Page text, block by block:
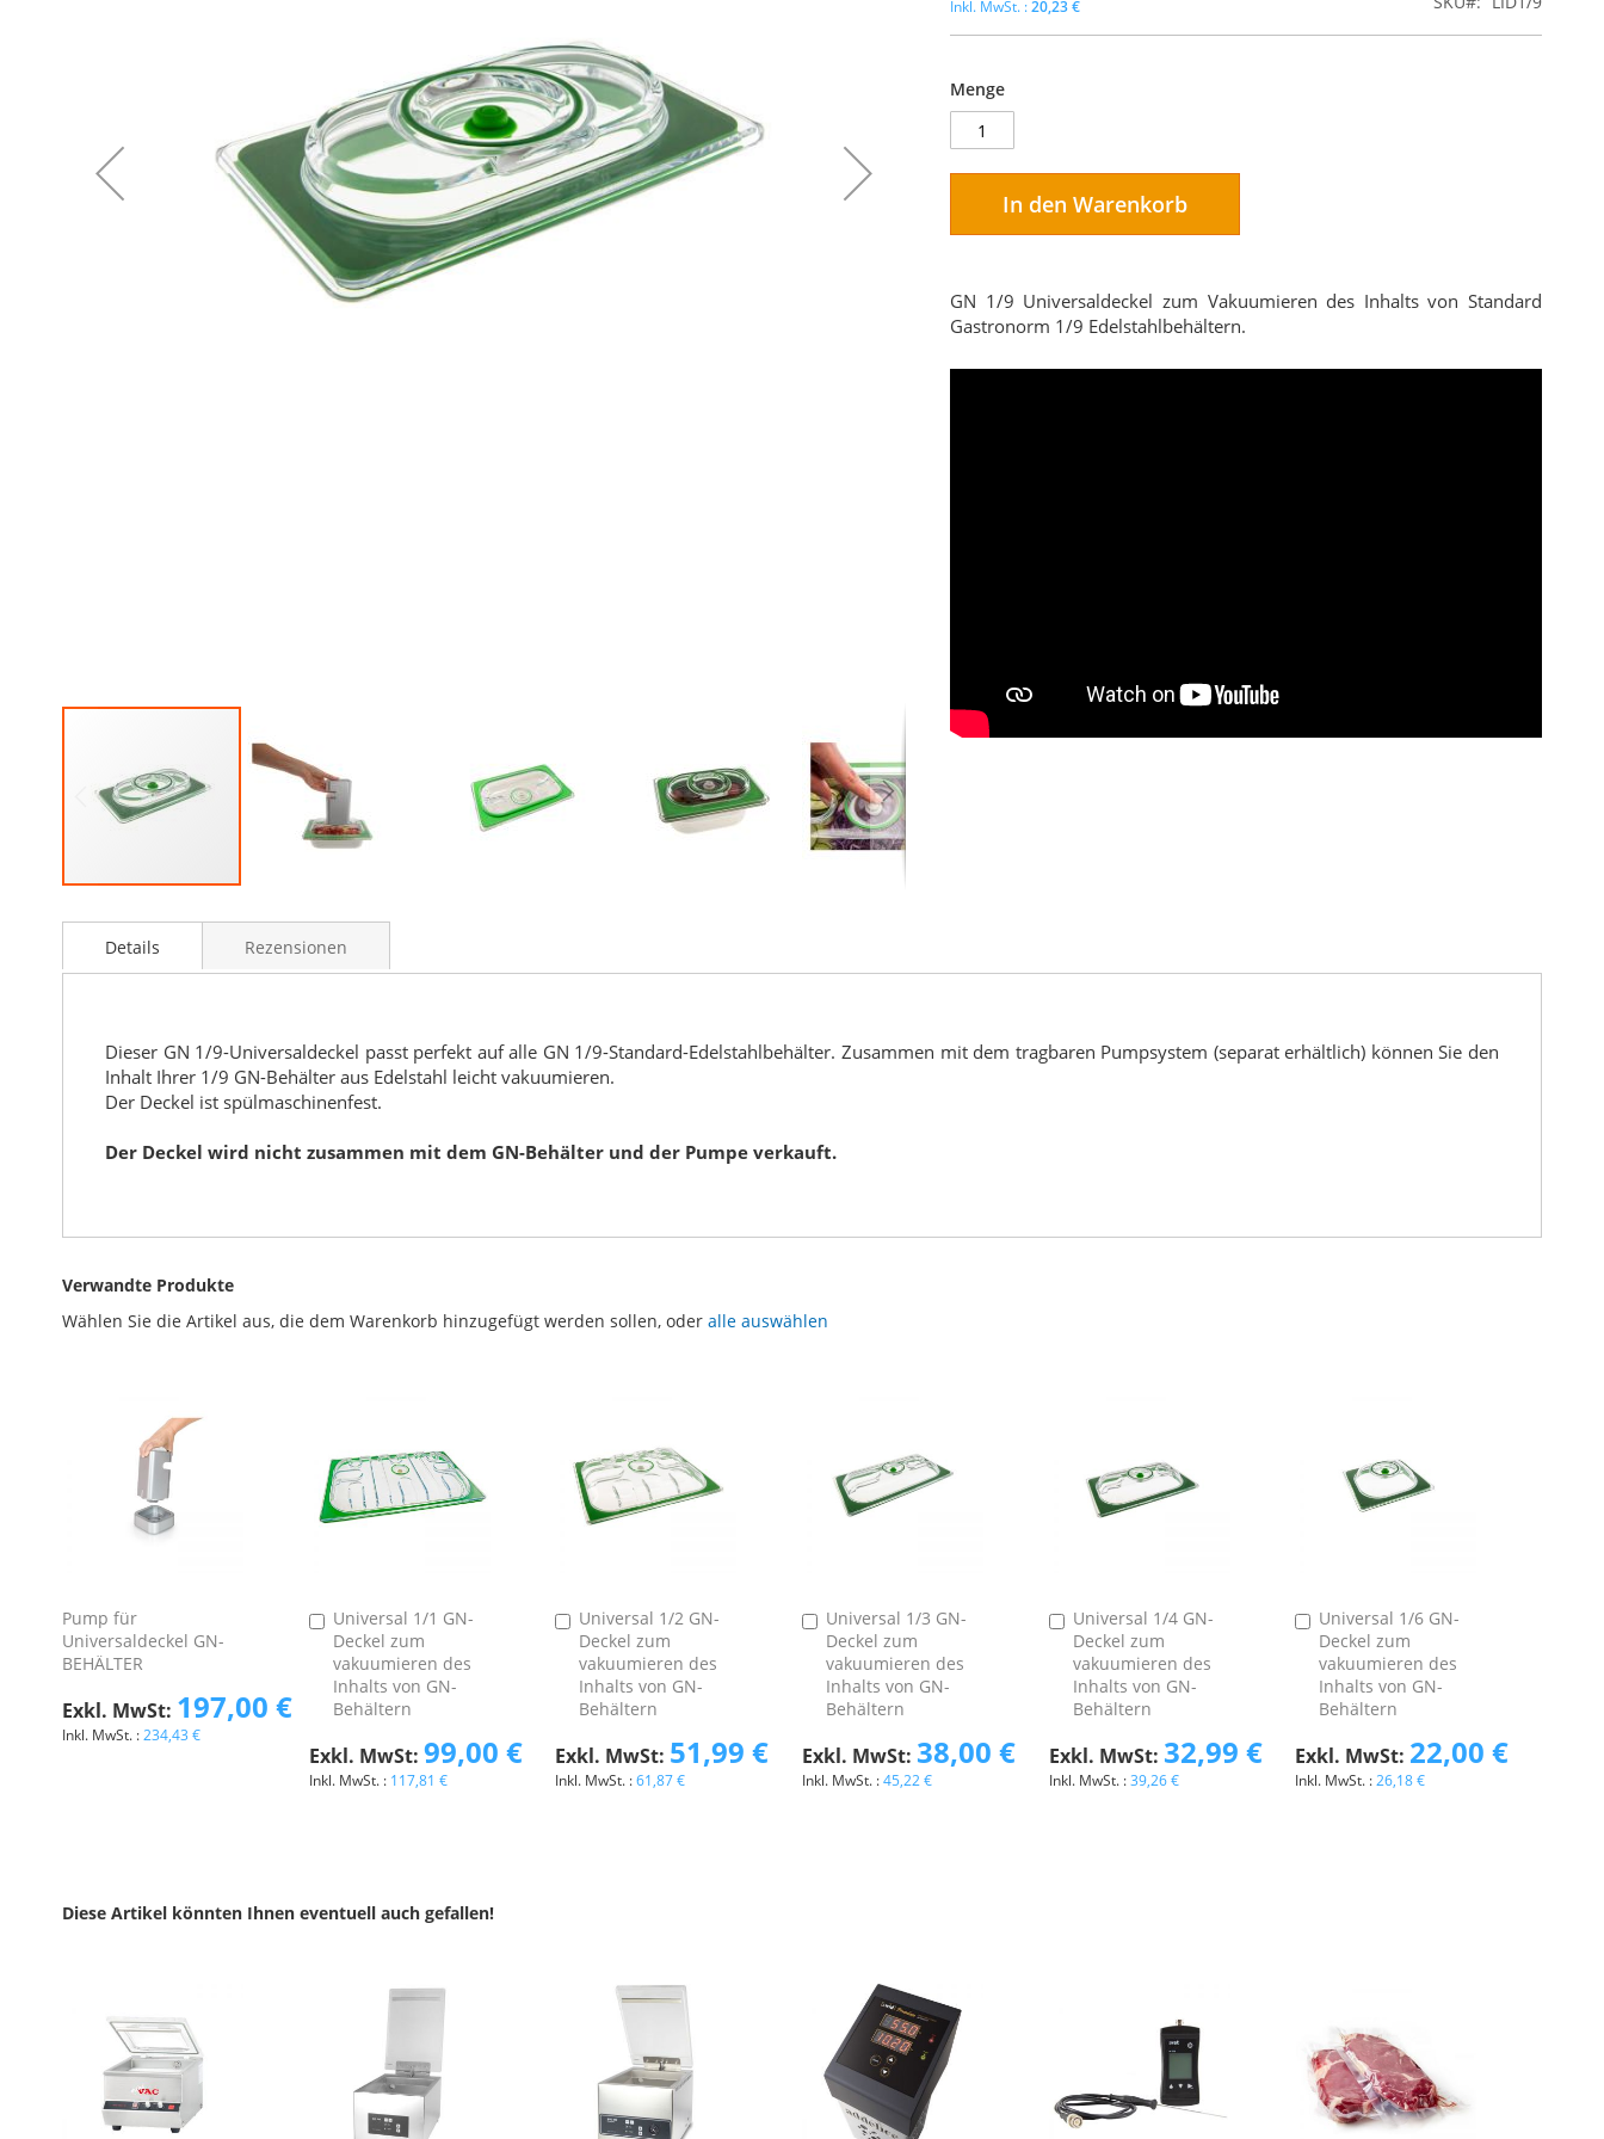
20,23 €
Menge
In den Warenkorb
GN 1/9 Universaldeckel zum Vakuumieren des Inhalts von Standard
Gastronorm 1/9 Edelstahlbehältern.
Details
Dieser GN 1/9-Universaldeckel passt perfekt auf alle GN 1/9-Standard-Edelstahlbehälter. Zusammen mit dem tragbaren Pumpsystem (separat erhältlich) können Sie den
Inhalt Ihrer 1/9 GN-Behälter aus Edelstahl leicht vakuumieren.
Der Deckel ist spülmaschinenfest.
Der Deckel wird nicht zusammen mit dem GN-Behälter und der Pumpe verkauft.
Rezensionen
Verwandte Produkte
Wählen Sie die Artikel aus, die dem Warenkorb hinzugefügt werden sollen, oder alle auswählen
Pump für
Universaldeckel GN-
BEHÄLTER
234,43 €
197,00 €
Universal 1/1 GN-
Deckel zum
vakuumieren des
Inhalts von GN-
Behältern
117,81 €
99,00 €
In
den
Warenkorb
Universal 1/2 GN-
Deckel zum
vakuumieren des
Inhalts von GN-
Behältern
61,87 €
51,99 €
In
den
Warenkorb
Universal 1/3 GN-
Deckel zum
vakuumieren des
Inhalts von GN-
Behältern
45,22 €
38,00 €
In
den
Warenkorb
Universal 1/4 GN-
Deckel zum
vakuumieren des
Inhalts von GN-
Behältern
39,26 €
32,99 €
In
den
Warenkorb
Universal 1/6 GN-
Deckel zum
vakuumieren des
Inhalts von GN-
Behältern
26,18 €
22,00 €
In
den
Warenkorb
Diese Artikel könnten Ihnen eventuell auch gefallen!